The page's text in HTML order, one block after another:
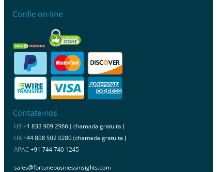
Confie on-line
Contate-nos
US +1 833 909 2966 ( chamada gratuita )
UK+44 808 502 0280 (chamada gratuita )
APAC +91 744 740 1245
sales@fortunebusinessinsights.com